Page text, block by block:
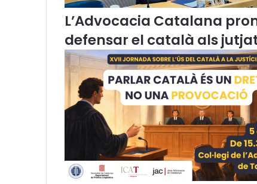
L’Advocacia Catalana
defensar el català als